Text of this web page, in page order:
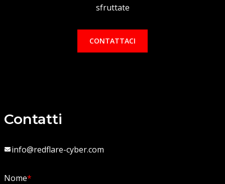
sfruttate
CONTATTACI
Contatti
info@redflare-cyber.com
Nome*